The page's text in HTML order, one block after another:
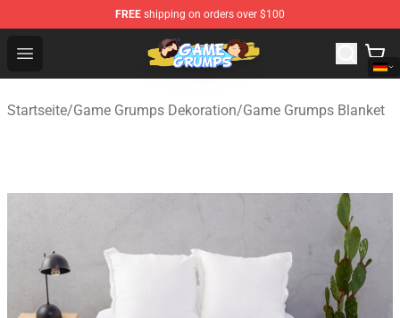
FREE shipping on orders over $100
Open menu
Game Grumps Shop - Official Game Grumps
Startseite/Game Grumps Dekoration/Game Grumps Blanket